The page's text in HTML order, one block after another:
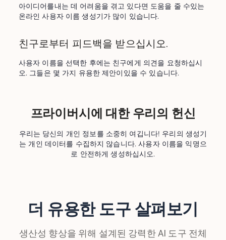
아이디어를내는 데 어려움을 겪고 있다면 도움을 줄 수있는
온라인 사용자 이름 생성기가 많이 있습니다.
친구로부터 피드백을 받으십시오.
사용자 이름을 선택한 후에는 친구에게 의견을 요청하십시
오. 그들은 몇 가지 유용한 제안이있을 수 있습니다.
프라이버시에 대한 우리의 헌신
우리는 당신의 개인 정보를 소중히 여깁니다! 우리의 생성기
는 개인 데이터를 수집하지 않습니다. 사용자 이름을 익명으
로 안전하게 생성하십시오.
더 유용한 도구 살펴보기
생산성 향상을 위해 설계된 강력한 AI 도구 전체